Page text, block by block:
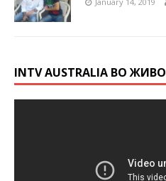
INTV AUSTRALIA ВО ЖИВО